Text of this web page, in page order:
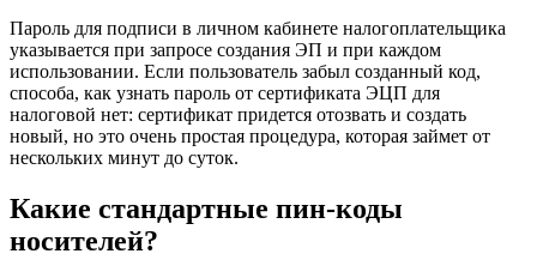
Пароль для подписи в личном кабинете налогоплательщика
указывается при запросе создания ЭП и при каждом
использовании. Если пользователь забыл созданный код,
способа, как узнать пароль от сертификата ЭЦП для
налоговой нет: сертификат придется отозвать и создать
новый, но это очень простая процедура, которая займет от
нескольких минут до суток.
Какие стандартные пин-коды
носителей?